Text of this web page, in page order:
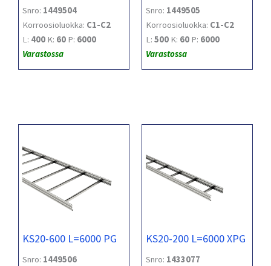
Snro: 1449504
Korroosioluokka: C1-C2
L: 400 K: 60 P: 6000
Varastossa
Snro: 1449505
Korroosioluokka: C1-C2
L: 500 K: 60 P: 6000
Varastossa
KS20-600 L=6000 PG
Snro: 1449506
KS20-200 L=6000 XPG
Snro: 1433077